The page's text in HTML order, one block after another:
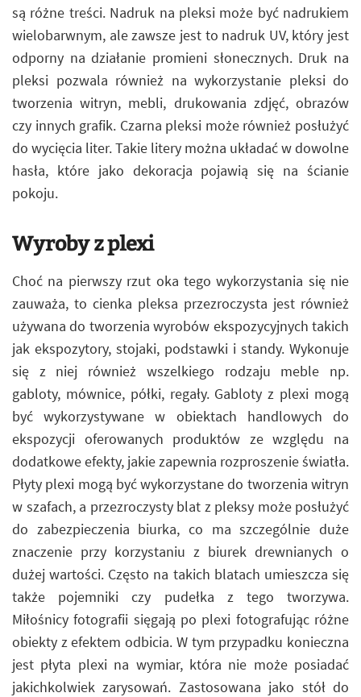
są różne treści. Nadruk na pleksi może być nadrukiem
wielobarwnym, ale zawsze jest to nadruk UV, który jest
odporny na działanie promieni słonecznych. Druk na
pleksi pozwala również na wykorzystanie pleksi do
tworzenia witryn, mebli, drukowania zdjęć, obrazów
czy innych grafik. Czarna pleksi może również posłużyć
do wycięcia liter. Takie litery można układać w dowolne
hasła, które jako dekoracja pojawią się na ścianie
pokoju.
Wyroby z plexi
Choć na pierwszy rzut oka tego wykorzystania się nie
zauważa, to cienka pleksa przezroczysta jest również
używana do tworzenia wyrobów ekspozycyjnych takich
jak ekspozytory, stojaki, podstawki i standy. Wykonuje
się z niej również wszelkiego rodzaju meble np.
gabloty, mównice, półki, regały. Gabloty z plexi mogą
być wykorzystywane w obiektach handlowych do
ekspozycji oferowanych produktów ze względu na
dodatkowe efekty, jakie zapewnia rozproszenie światła.
Płyty plexi mogą być wykorzystane do tworzenia witryn
w szafach, a przezroczysty blat z pleksy może posłużyć
do zabezpieczenia biurka, co ma szczególnie duże
znaczenie przy korzystaniu z biurek drewnianych o
dużej wartości. Często na takich blatach umieszcza się
także pojemniki czy pudełka z tego tworzywa.
Miłośnicy fotografii sięgają po plexi fotografując różne
obiekty z efektem odbicia. W tym przypadku konieczna
jest płyta plexi na wymiar, która nie może posiadać
jakichkolwiek zarysowań. Zastosowana jako stół do